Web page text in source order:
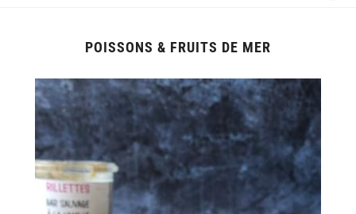
POISSONS & FRUITS DE MER